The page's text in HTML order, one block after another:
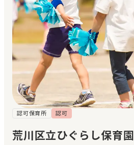
閲覧履歴
お気に入り
見学日記
メッセージ
おすすめの園
認可保育所 認可
荒川区立ひぐらし保育園